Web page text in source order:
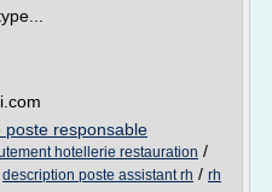
poste responsable
hotellerie restauration /
description poste assistant rh / rh